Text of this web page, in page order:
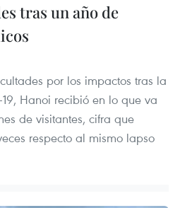
tras un año de
por los impactos tras la
Hanoi recibió en lo que va
de visitantes, cifra que
respecto al mismo lapso